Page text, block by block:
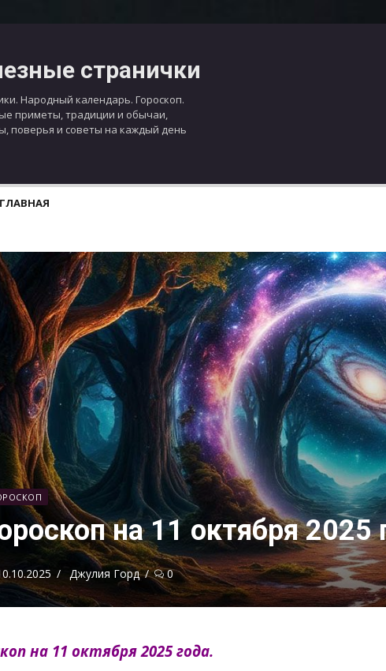
странички
Народный календарь. Гороскоп.
приметы, традиции и обычаи,
поверья и советы на каждый день
ГЛАВНАЯ
на 11 октября 2025
Автор
Джулия Горд 0
на 11 октября 2025 года.